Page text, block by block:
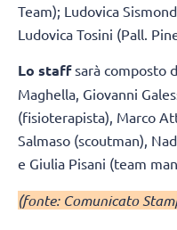
Team); Ludovica
Ludovica Tosini (Pall.
Lo staffsarà composto
Maghella, Giovanni
(fisioterapista), Marco
Salmaso (scoutman),
e Giulia Pisani (team
(fonte: Comunicato